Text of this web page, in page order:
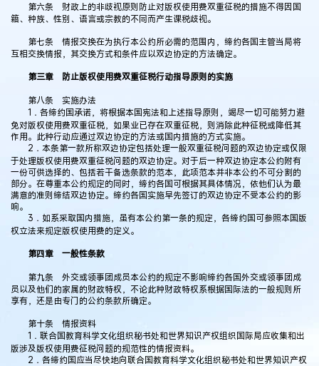
第六条 财政上的非歧视原则防止对版权使用费双重征税的措施不得因国
籍、种族、性别、语言或宗教的不同而产生课税歧视。
第七条 情报交换在为执行本公约所必需的范围内，缔约各国主管当局将
互相交换情报，其交换方式和条件应以双边协定的方法确定。
第三章 防止版权使用费双重征税行动指导原则的实施
第八条 实施办法
1．各缔约国承诺，将根据本国宪法和上述指导原则，竭尽一切可能努力避
免对版权使用费双重征税，如果业已存在双重征税，则消除此种征税或降低其
作用。此种行动应通过双边协定的方法或国内措施的方式实施。
2．本条第一款所称双边协定包括处理一般双重征税问题的双边协定或仅限
于处理版权使用费双重征税问题的双边协定。对于后一种双边协定本公约附有
一份可供选择的、包括若干备选条款的范本，此项范本并非本公约不可分割的
部分。在尊重本公约规定的同时，缔约各国可根据其具体情况，依他们认为最
满意的准则缔结双边协定。缔约各国实施早先签订的双边协定不受本公约的影
响。
3．如系采取国内措施，虽有本公约第一条的规定，各缔约国可参照本国版
权立法来规定版权使用费的定义。
第四章 一般性条款
第九条 外交或领事团成员本公约的规定不影响缔约各国外交或领事团成
员以及他们的家属的财政特权，不论此种财政特权系根据国际法的一般规则所
享有，还是由专门的公约条款所确定。
第十条 情报资料
1．联合国教育科学文化组织秘书处和世界知识产权组织国际局应收集和出
版涉及版权使用费征税问题的规范性的情报资料。
2．各缔约国应当尽快地向联合国教育科学文化组织秘书处和世界知识产权